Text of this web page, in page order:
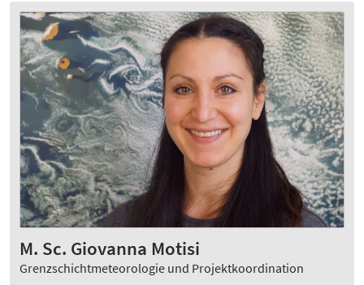
M. Sc. Giovanna Motisi
Grenzschichtmeteorologie und Projektkoordination